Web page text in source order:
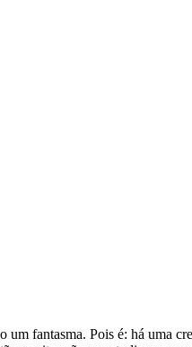
fantasma. Pois é: há uma